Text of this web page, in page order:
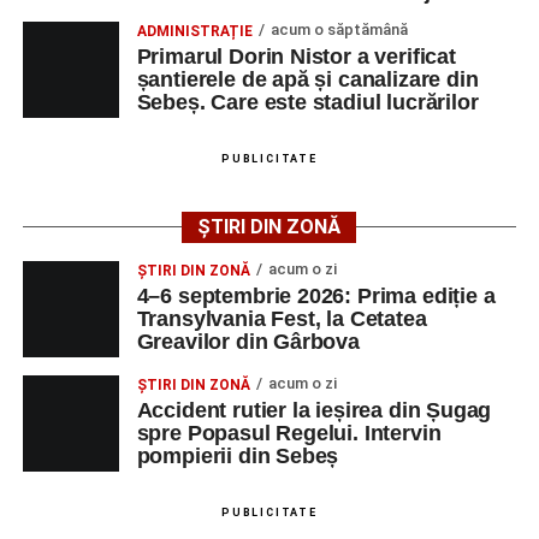
Povestea lui Pablo José Angel Mora Estrada este una
despre performanță, identitate și atașament față de
România. Deși trăiește în Germania și provine dintr-o
familie multiculturală, copilul a ales să reprezinte țara
mamei sale pe cea mai importantă scenă internațională a
kickboxingului, dorind să aducă o medalie mondială
miercuri, 5 august, de la ora 19.30, tot pe terenul din
Pielaru, adversară urmând să fie o altă formație din
județul Sibiu, FC Avrig.
Adaugă-ne ca sursă preferată
Urmărește-ne pe Google News
ADMINISTRAȚIE acum o săptămână
Primarul Dorin Nistor a verificat
șantierele de apă și canalizare din
Sebeș. Care este stadiul lucrărilor
PUBLICITATE
ȘTIRI DIN ZONĂ
ȘTIRI DIN ZONĂ acum o zi
4–6 septembrie 2026: Prima ediție a
Transylvania Fest, la Cetatea
Greavilor din Gârbova
ȘTIRI DIN ZONĂ acum o zi
Accident rutier la ieșirea din Șugag
spre Popasul Regelui. Intervin
pompierii din Sebeș
PUBLICITATE